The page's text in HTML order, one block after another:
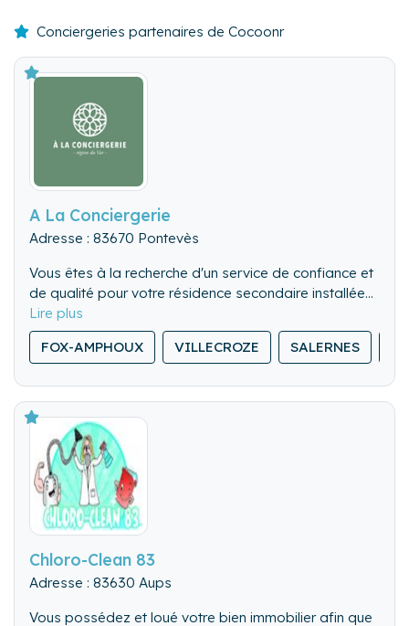
Conciergeries partenaires de Cocoonr
A La Conciergerie
Adresse : 83670 Pontevès
Vous êtes à la recherche d'un service de confiance et
de qualité pour votre résidence secondaire installée
dans le Haut Var.
A la Conciergerie se fait un devoir de répondre à vos
attentes :
- Multi-service (fixons ensemble la prestation en
fonction de vos attentes)
- Qualité (sérieux, responsable et investie)
FOX-AMPHOUX VILLECROZE SALERNES
Chloro-Clean 83
Adresse : 83630 Aups
Vous possédez et loué votre bien immobilier afin que